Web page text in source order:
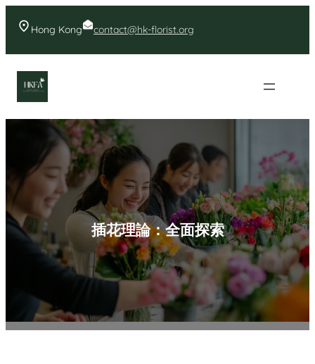
Hong Kong contact@hk-florist.org
插花理論：全面探索